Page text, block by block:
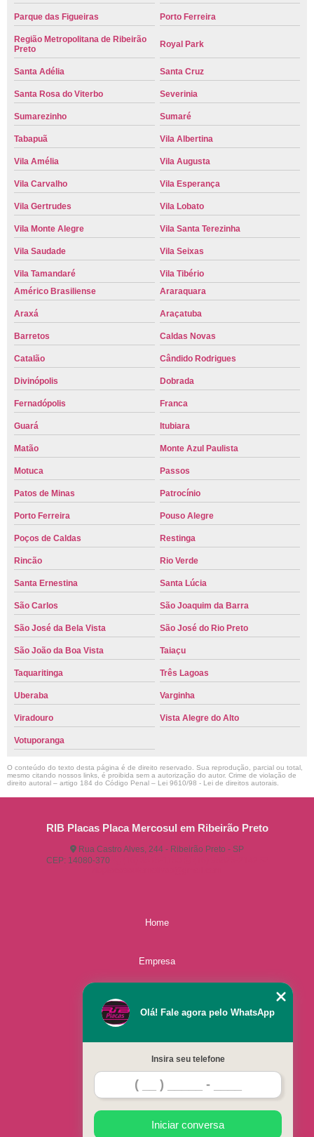
Parque das Figueiras Porto Ferreira
Região Metropolitana de Ribeirão
Preto
Royal Park
Santa Adélia Santa Cruz
Santa Rosa do Viterbo Severinia
Sumarezinho Sumaré
Tabapuã Vila Albertina
Vila Amélia Vila Augusta
Vila Carvalho Vila Esperança
Vila Gertrudes Vila Lobato
Vila Monte Alegre Vila Santa Terezinha
Vila Saudade Vila Seixas
Vila Tamandaré
Vila Tibério
Américo Brasiliense
Araraquara
Araxá Araçatuba
Barretos Caldas Novas
Catalão Cândido Rodrigues
Divinópolis Dobrada
Fernadópolis Franca
Guará Itubiara
Matão Monte Azul Paulista
Motuca Passos
Patos de Minas Patrocínio
Porto Ferreira Pouso Alegre
Poços de Caldas Restinga
Rincão Rio Verde
Santa Ernestina Santa Lúcia
São Carlos São Joaquim da Barra
São José da Bela Vista São José do Rio Preto
São João da Boa Vista Taiaçu
Taquaritinga Três Lagoas
Uberaba Varginha
Viradouro Vista Alegre do Alto
Votuporanga
O conteúdo do texto desta página é de direito reservado. Sua reprodução, parcial ou total,
mesmo citando nossos links, é proibida sem a autorização do autor. Crime de violação de
direito autoral – artigo 184 do Código Penal – Lei 9610/98 - Lei de direitos autorais
RIB Placas Placa Mercosul em Ribeirão Preto
Rua Castro Alves, 244 - Ribeirão Preto - SP
CEP: 14080-370
Home
Empresa
Contato
Olá! Fale agora pelo WhatsApp
Insira seu telefone
Iniciar conversa